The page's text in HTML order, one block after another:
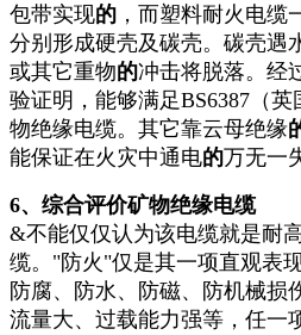
包带实现的 ，而塑料耐火电
分别形成硬壳及碳壳。碳壳遇
或其它重物的冲击将脱落。经
验证明，能够满足BS6387（
物绝缘电缆。其它靠云母绝缘
能保证在火灾中通电的万无一
6、综合评价矿物绝缘电缆
&不能仅仅认为该电缆就是耐
缆。"防火"仅是其一项直观表
防腐、防水、防磁、防机械损
流量大、过载能力强等，任一